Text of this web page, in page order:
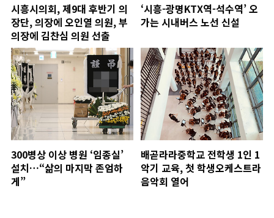
시흥시의회, 제9대 후반기 의
장단, 의장에 오인열 의원, 부
의장에 김찬심 의원 선출
‘시흥-광명KTX역-석수역’ 오
가는 시내버스 노선 신설
300병상 이상 병원 ‘임종실’
설치…“삶의 마지막 존엄하
게”
배곧라라중학교 전학생 1인 1
악기 교육, 첫 학생오케스트라
음악회 열어